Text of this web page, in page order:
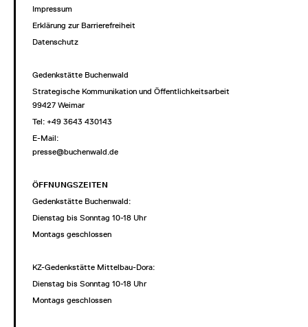
Impressum
Erklärung zur Barrierefreiheit
Datenschutz
Gedenkstätte Buchenwald
Strategische Kommunikation und Öffentlichkeitsarbeit
99427 Weimar
Tel: +49 3643 430143
E-Mail:
presse@buchenwald.de
ÖFFNUNGSZEITEN
Gedenkstätte Buchenwald:
Dienstag bis Sonntag 10-18 Uhr
Montags geschlossen
KZ-Gedenkstätte Mittelbau-Dora:
Dienstag bis Sonntag 10-18 Uhr
Montags geschlossen